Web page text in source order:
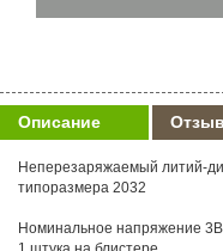
Описание
Неперезаряжаемый литий-
типоразмера 2032
Номинальное напряжение 3В